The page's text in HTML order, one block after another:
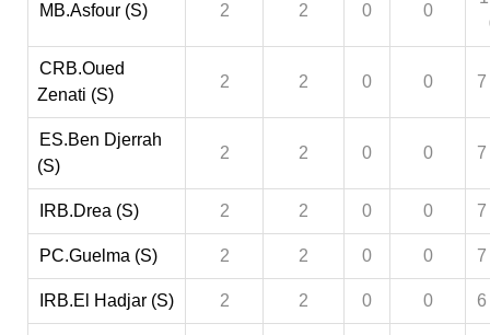
MB.Asfour (S) 2 2 0 0
CRB.Oued
Zenati (S)
2 2 0 0 7
ES.Ben Djerrah
(S)
2 2 0 0 7
IRB.Drea (S) 2 2 0 0 7
PC.Guelma (S) 2 2 0 0 7
IRB.El Hadjar (S) 2 2 0 0 6